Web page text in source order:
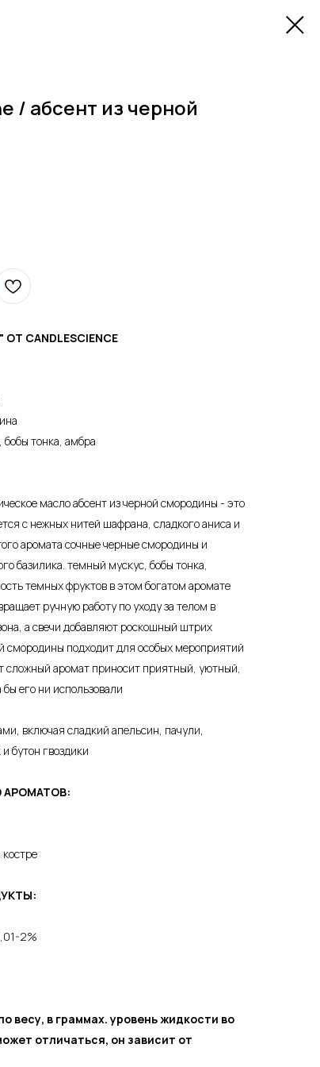
/ абсент из черной
CANDLESCIENCE
тонка, амбра
масло абсент из черной смородины - это
с нежных нитей шафрана, сладкого аниса и
аромата сочные черные смородины и
базилика. темный мускус, бобы тонка,
темных фруктов в этом богатом аромате
ручную работу по уходу за телом в
а свечи добавляют роскошный штрих
смородины подходит для особых мероприятий
сложный аромат приносит приятный, уютный,
его ни использовали
включая сладкий апельсин, пачули,
бутон гвоздики
2%
весу, в граммах. уровень жидкости во
отличаться, он зависит от